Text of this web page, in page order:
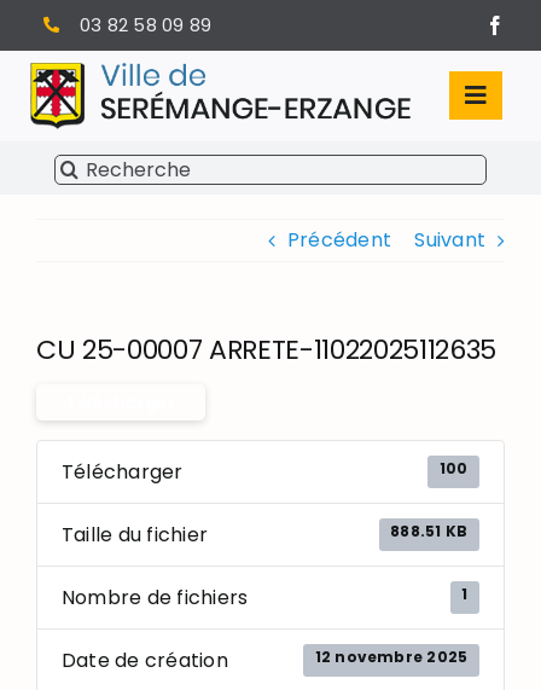
Passer
au
contenu
03 82 58 09 89
SÉRÉMANGE-ERZANGE
Rechercher:
Précédent Suivant
CU 25-00007 ARRETE-11022025112635
Télécharger 100
Taille du fichier 888.51 KB
Nombre de fichiers 1
Date de création 12 novembre 2025